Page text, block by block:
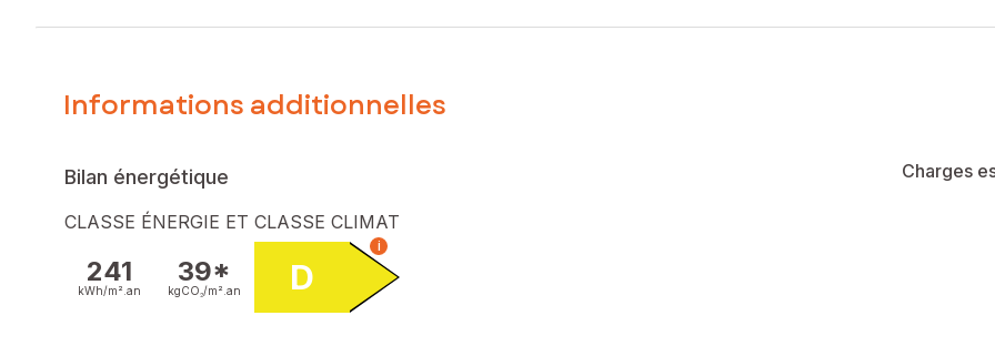
chambre d’appoint. WC indépendant. À l’étage, vous bénéficiez de quatre chambres, dont une avec sa salle de bains. Une
15min à pied des écoles primaires et de la gare - 8min à pied du bus scolaire pour Saint Germain et son Lycée International -
l'objet d'une procédure citée à l'article L. 721-1 du code de la construction et de l'habitation).
Les informations sur les risques auxquels ce bien est exposé sont disponibles sur le site Géorisques : www.georisques.gouv.fr
Honoraires charge vendeur
Informations additionnelles
Bilan énergétique
CLASSE ÉNERGIE ET CLASSE CLIMAT
241
kWh/m². an
39*
kgCO₂/m². an D
i
Charges